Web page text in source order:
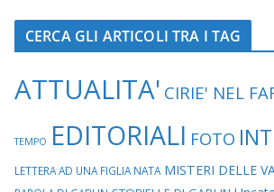
CERCA GLI ARTICOLI TRA I TAG
ATTUALITA' CIRIE' NEL
TEMPO EDITORIALI FOTO
LETTERA AD UNA FIGLIA NATA MISTERI DELLE